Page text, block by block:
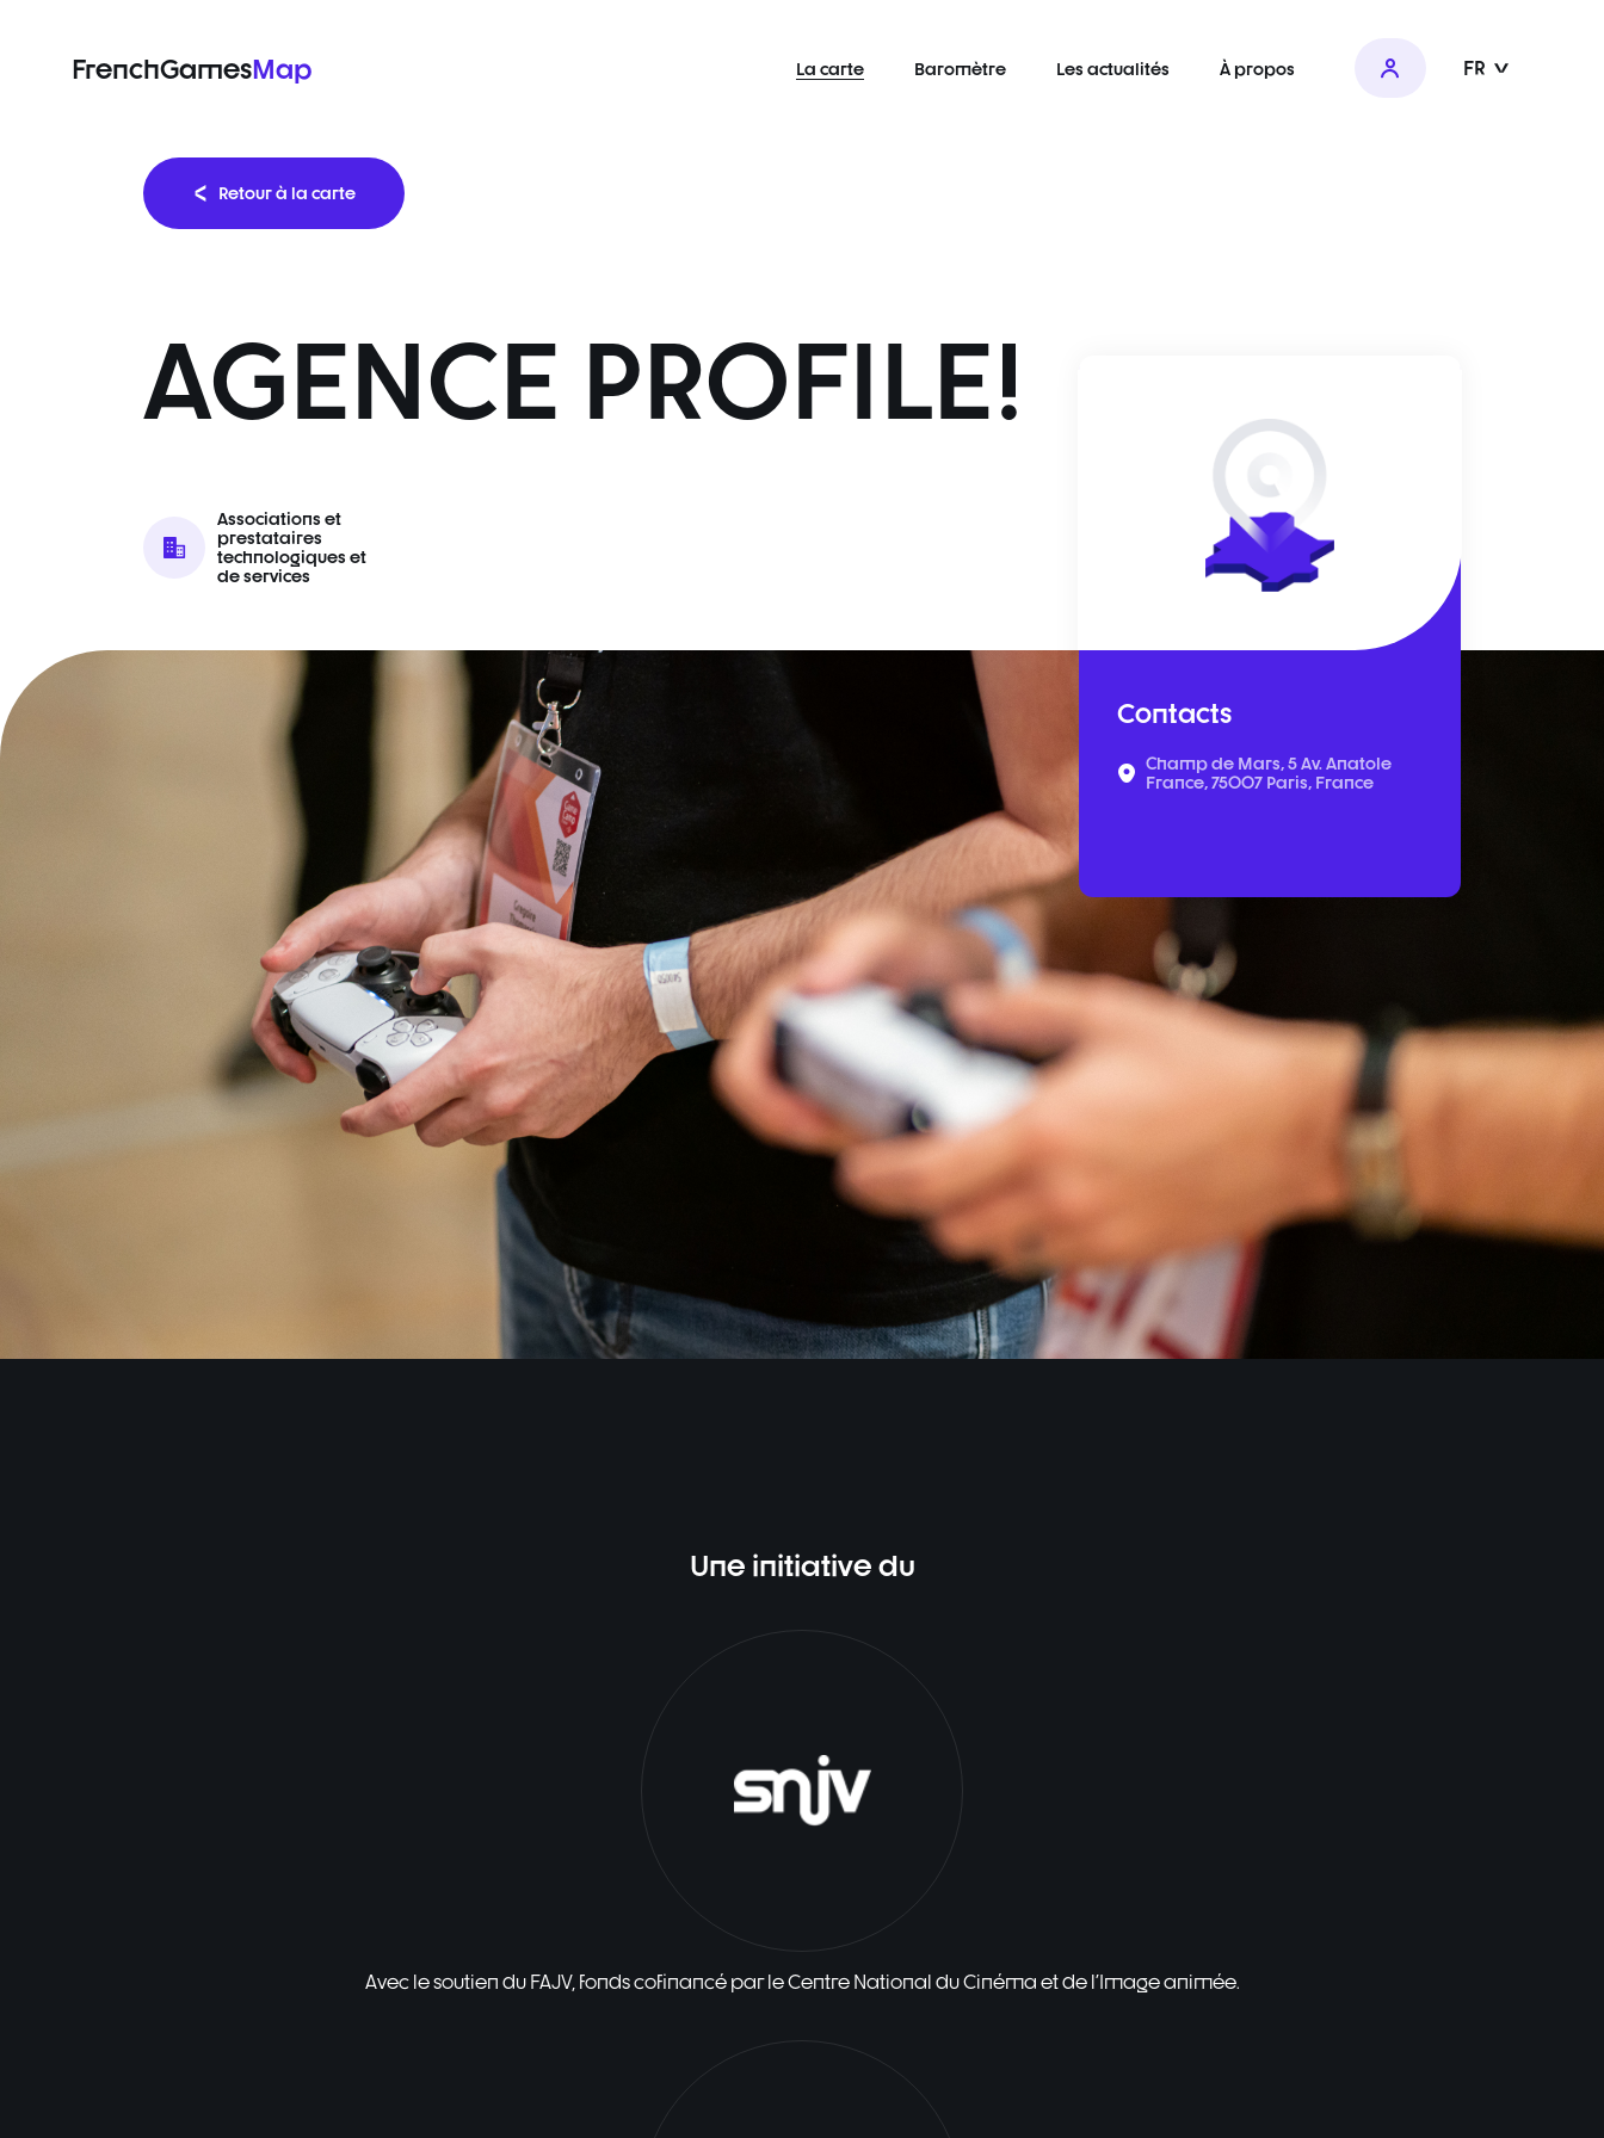
FrenchGamesMap La carte Baromètre Les actualités À propos FR
Retour à la carte
AGENCE PROFILE!
Associations et
prestataires
technologiques et
de services
Contacts
Champ de Mars, 5 Av. Anatole
France, 75007 Paris, France
Une initiative du
Avec le soutien du FAJV, fonds cofinancé par le Centre National du Cinéma et de l'Image animée.